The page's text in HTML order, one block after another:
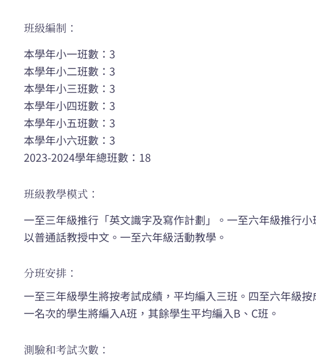
班級編制：
本學年小一班數：3
本學年小二班數：3
本學年小三班數：3
本學年小四班數：3
本學年小五班數：3
本學年小六班數：3
2023-2024學年總班數：18
班級教學模式：
一至三年級推行「英文識字及寫作計劃」。一至六年級推行
以普通話教授中文。一至六年級活動教學。
分班安排：
一至三年級學生將按考試成績，平均編入三班。四至六年級
一名次的學生將編入A班，其餘學生平均編入B、C班。
測驗和考試次數：